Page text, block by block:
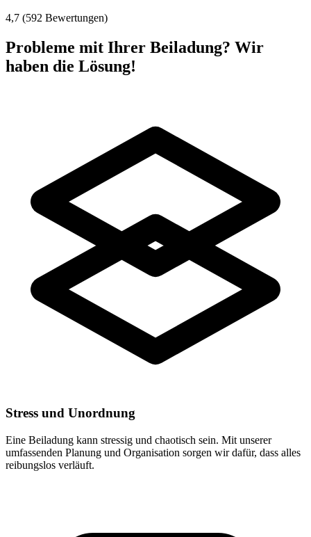
4,7 (592 Bewertungen)
Probleme mit Ihrer Beiladung? Wir
haben die Lösung!
Stress und Unordnung
Eine Beiladung kann stressig und chaotisch sein. Mit unserer
umfassenden Planung und Organisation sorgen wir dafür, dass alles
reibungslos verläuft.